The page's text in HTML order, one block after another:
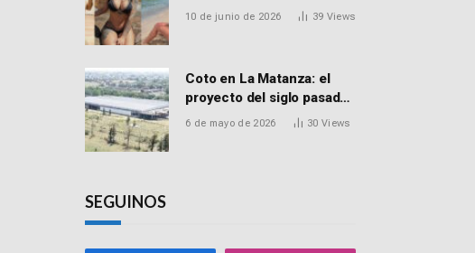
Macarena Distéfano, la
10 de junio de 2026 39 Views
Coto en La Matanza: el
proyecto del siglo pasado
que recibió el aval de la
6 de mayo de 2026 30 Views
SEGUINOS